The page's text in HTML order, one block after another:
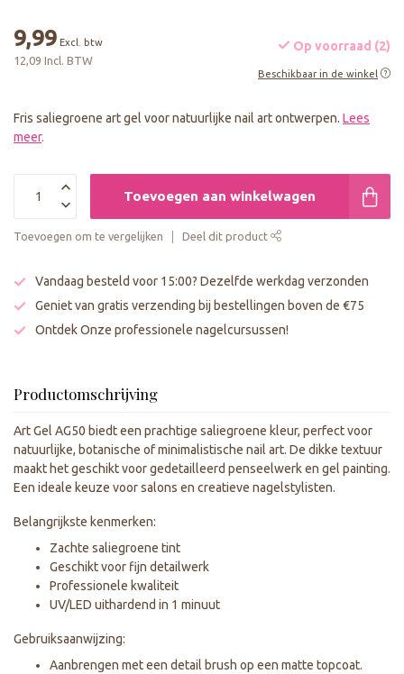
9,99 Excl. btw
12,09 Incl. BTW
Op voorraad (2)
Beschikbaar in de winkel
Fris saliegroene art gel voor natuurlijke nail art ontwerpen. Lees
meer.
Toevoegen aan winkelwagen
Toevoegen om te vergelijken Deel dit product
Vandaag besteld voor 15:00? Dezelfde werkdag verzonden
Geniet van gratis verzending bij bestellingen boven de €75
Ontdek Onze professionele nagelcursussen!
Productomschrijving
Art Gel AG50 biedt een prachtige saliegroene kleur, perfect voor
natuurlijke, botanische of minimalistische nail art. De dikke textuur
maakt het geschikt voor gedetailleerd penseelwerk en gel painting.
Een ideale keuze voor salons en creatieve nagelstylisten.
Belangrijkste kenmerken:
Zachte saliegroene tint
Geschikt voor fijn detailwerk
Professionele kwaliteit
UV/LED uithardend in 1 minuut
Gebruiksaanwijzing:
Aanbrengen met een detail brush op een matte topcoat.